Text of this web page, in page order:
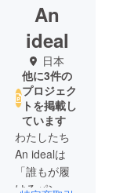
An
ideal
日本
他に3件の
プロジェク
トを掲載し
ています
わたしたち
An idealは
「誰もが履
けるパンプ